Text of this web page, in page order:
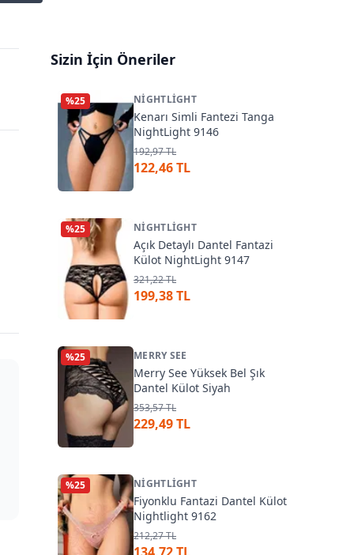
Sizin İçin Öneriler
%25 NIGHTLIGHT
Kenarı Simli Fantezi Tanga
NightLight 9146
192,97 TL
122,46 TL
%25 NIGHTLIGHT
Açık Detaylı Dantel Fantazi
Külot NightLight 9147
321,22 TL
199,38 TL
%25 MERRY SEE
Merry See Yüksek Bel Şık
Dantel Külot Siyah
353,57 TL
229,49 TL
%25 NIGHTLIGHT
Fiyonklu Fantazi Dantel Külot
Nightlight 9162
212,27 TL